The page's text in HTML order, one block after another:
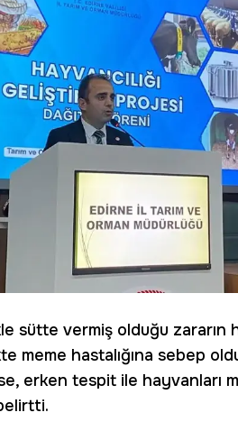
sütte vermiş olduğu zararın
meme hastalığına sebep
erken tespit ile hayvanları